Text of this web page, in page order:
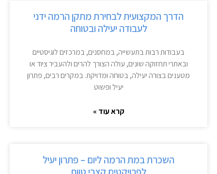
הדרך המקצועית לבחירת מתקן הרמה ידני
לעבודה יעילה ובטוחה
בעבודות רבות בתעשייה, במחסנים, במרכזים לוגיסטיים
ובאתרי תחזוקה שונים, עולה הצורך להרים ולהעביר ציוד או
מטענים בצורה יעילה, בטוחה ומדויקת. במקרים רבים, פתרון
יעיל ופשוט
קרא עוד »
השכרת במת הרמה ליום – פתרון יעיל